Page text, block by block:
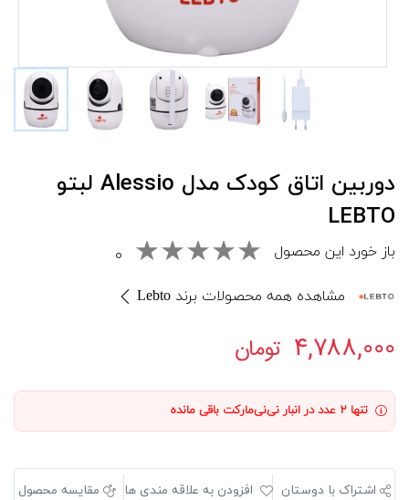
دوربين اتاق کودک مدل Alessio لبتو
LEBTO
باز خورد این محصول ۰
مشاهده همه محصولات برند Lebto
۴,۷۸۸,۰۰۰ تومان
تنها ۲ عدد در انبار نی‌نی‌مارکت باقی مانده
اشتراک با دوستان افزودن به علاقه مندی ها مقایسه محصول